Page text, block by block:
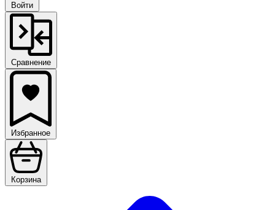
Войти
Сравнение
Избранное
Корзина